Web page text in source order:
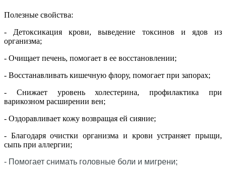
Полезные свойства:
- Детоксикация крови, выведение токсинов и ядов из
организма;
- Очищает печень, помогает в ее восстановлении;
- Восстанавливать кишечную флору, помогает при запорах;
- Снижает уровень холестерина, профилактика при
варикозном расширении вен;
- Оздоравливает кожу возвращая ей сияние;
- Благодаря очистки организма и крови устраняет прыщи,
сыпь при аллергии;
- Помогает снимать головные боли и мигрени;